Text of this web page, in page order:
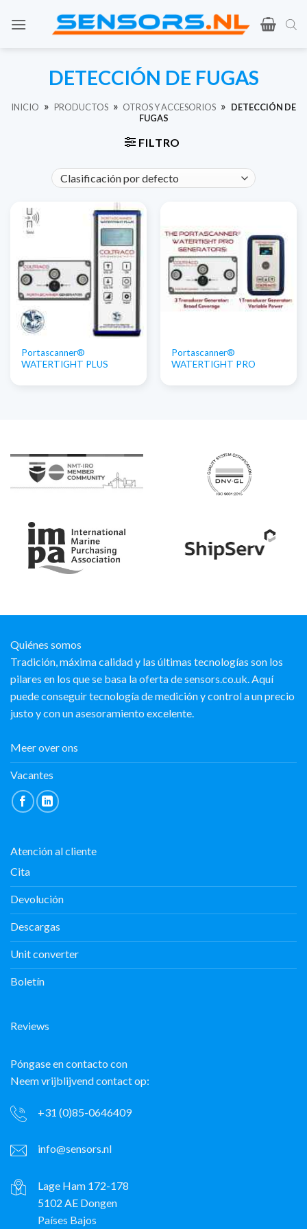
DETECCIÓN DE FUGAS
INICIO » PRODUCTOS » OTROS Y ACCESORIOS » DETECCIÓN DE
FUGAS
FILTRO
Portascanner®
WATERTIGHT PLUS
Portascanner®
WATERTIGHT PRO
Quiénes somos
Tradición, máxima calidad y las últimas tecnologías son los
pilares en los que se basa la oferta de sensors.co.uk. Aquí
puede conseguir tecnología de medición y control a un precio
justo y con un asesoramiento excelente.
Meer over ons
Vacantes
Atención al cliente
Cita
Devolución
Descargas
Unit converter
Boletín
Reviews
Póngase en contacto con
Neem vrijblijvend contact op:
+31 (0)85-0646409
info@sensors.nl
Lage Ham 172-178
5102 AE Dongen
Países Bajos